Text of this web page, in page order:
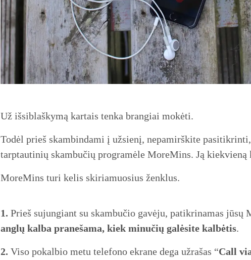
Už išsiblaškymą kartais tenka brangiai mokėti.
Todėl prieš skambindami į užsienį, nepamirškite
tarptautinių skambučių programėle MoreMins. Ją
MoreMins turi kelis skiriamuosius ženklus.
1. Prieš sujungiant su skambučio gavėju, patikrinamas
anglų kalba pranešama, kiek minučių galėsite kalbėtis.
2. Viso pokalbio metu telefono ekrane dega užrašas “Call